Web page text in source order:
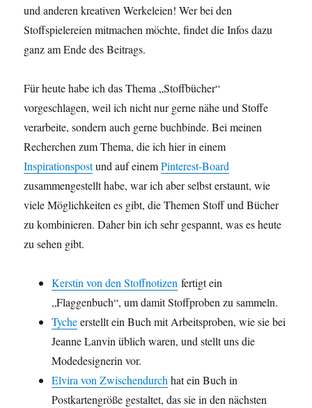
und anderen kreativen Werkeleien! Wer bei den
Stoffspielereien mitmachen möchte, findet die Infos dazu
ganz am Ende des Beitrags.
Für heute habe ich das Thema „Stoffbücher“
vorgeschlagen, weil ich nicht nur gerne nähe und Stoffe
verarbeite, sondern auch gerne buchbinde. Bei meinen
Recherchen zum Thema, die ich hier in einem
Inspirationspostund auf einemPinterest-Board
zusammengestellt habe, war ich aber selbst erstaunt, wie
viele Möglichkeiten es gibt, die Themen Stoff und Bücher
zu kombinieren. Daher bin ich sehr gespannt, was es heute
zu sehen gibt.
Kerstin von den Stoffnotizen fertigt ein
„Flaggenbuch“, um damit Stoffproben zu sammeln.
Tycheerstellt ein Buch mit Arbeitsproben, wie sie bei
Jeanne Lanvin üblich waren, und stellt uns die
Modedesignerin vor.
Elvira von Zwischendurchhat ein Buch in
Postkartengröße gestaltet, das sie in den nächsten